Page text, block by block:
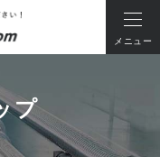
プ
メニュー